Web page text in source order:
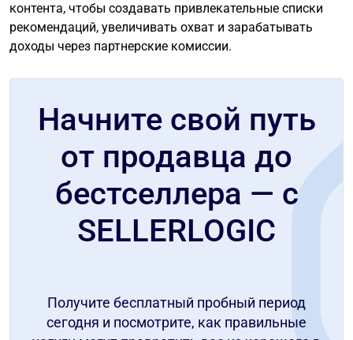
контента, чтобы создавать привлекательные списки
рекомендаций, увеличивать охват и зарабатывать
доходы через партнерские комиссии.
Начните свой путь
от продавца до
бестселлера — с
SELLERLOGIC
Получите бесплатный пробный период
сегодня и посмотрите, как правильные